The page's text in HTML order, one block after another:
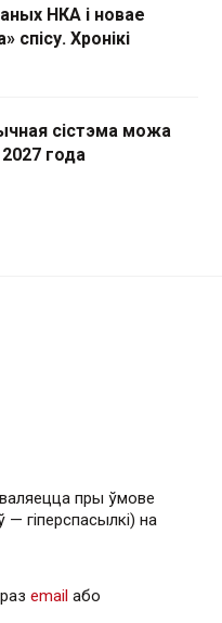
НКА і новае
спісу. Хронікі
сістэма можа
года
пры ўмове
— гiперспасылкi) на
email або